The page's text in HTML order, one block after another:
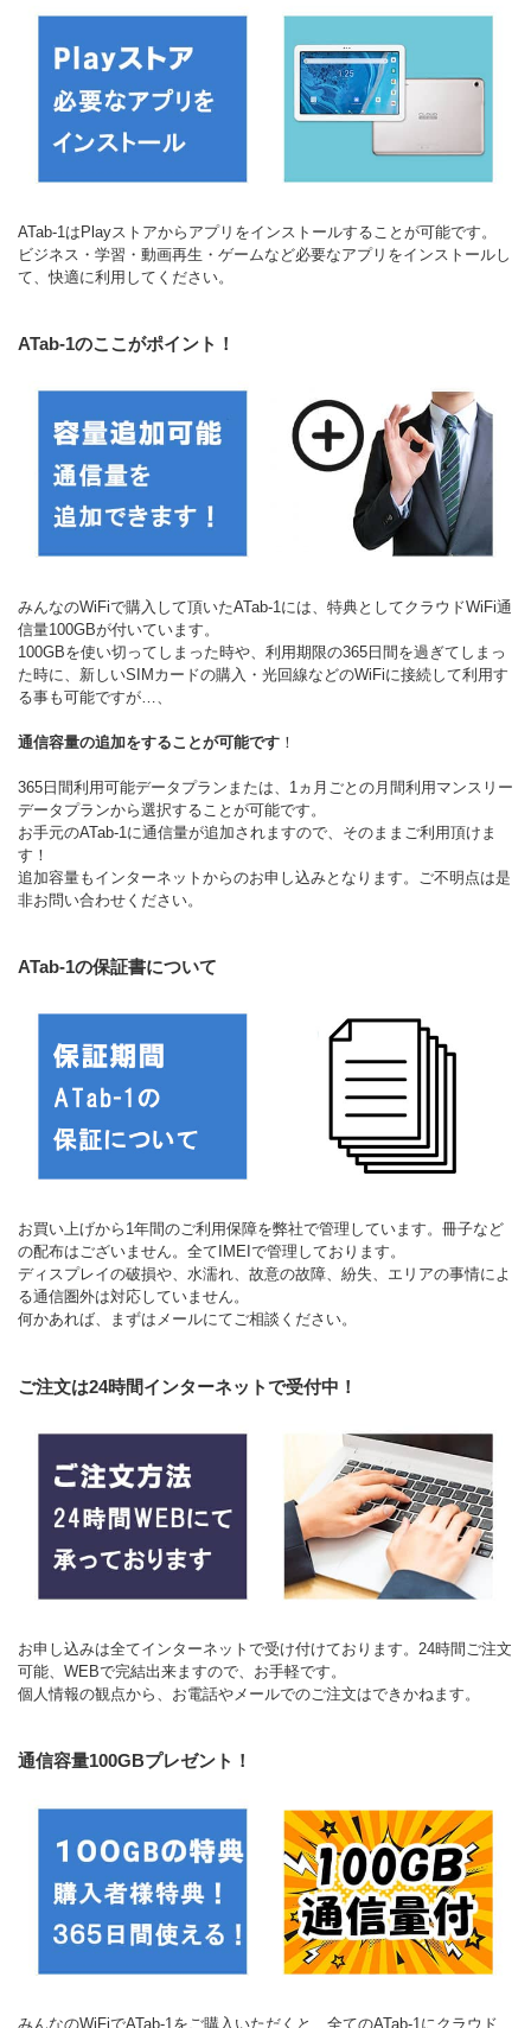
ATab-1はPlayストアからアプリをインストールすることが可能です。
ビジネス・学習・動画再生・ゲームなど必要なアプリをインストールし
て、快適に利用してください。
ATab-1のここがポイント！
みんなのWiFiで購入して頂いたATab-1には、特典としてクラウドWiFi通
信量100GBが付いています。
100GBを使い切ってしまった時や、利用期限の365日間を過ぎてしまっ
た時に、新しいSIMカードの購入・光回線などのWiFiに接続して利用す
る事も可能ですが…、
通信容量の追加をすることが可能です ！
365日間利用可能データプランまたは、1ヵ月ごとの月間利用マンスリー
データプランから選択することが可能です。
お手元のATab-1に通信量が追加されますので、そのままご利用頂けま
す！
追加容量もインターネットからのお申し込みとなります。ご不明点は是
非お問い合わせください。
ATab-1の保証書について
お買い上げから1年間のご利用保障を弊社で管理しています。冊子など
の配布はございません。全てIMEIで管理しております。
ディスプレイの破損や、水濡れ、故意の故障、紛失、エリアの事情によ
る通信圏外は対応していません。
何かあれば、まずはメールにてご相談ください。
ご注文は24時間インターネットで受付中！
お申し込みは全てインターネットで受け付けております。24時間ご注文
可能、WEBで完結出来ますので、お手軽です。
個人情報の観点から、お電話やメールでのご注文はできかねます。
通信容量100GBプレゼント！
みんなのWiFiでATab-1をご購入いただくと、全てのATab-1にクラウド